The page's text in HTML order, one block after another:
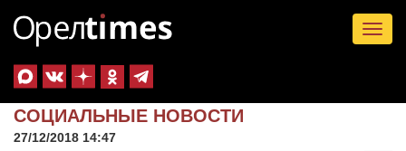
СОЦИАЛЬНЫЕ НОВОСТИ
27/12/2018 14:47